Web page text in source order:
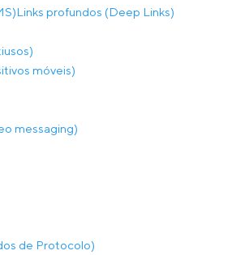
Links profundos (Deep Links)
móveis)
messaging)
de Protocolo)